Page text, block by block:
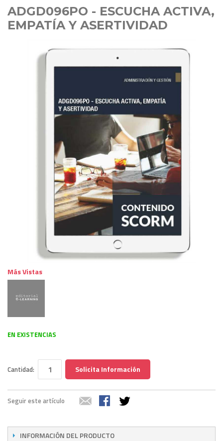
ADGD096PO - ESCUCHA ACTIVA,
EMPATÍA Y ASERTIVIDAD
Más Vistas
EN EXISTENCIAS
Cantidad: Solicita Información
Seguir este artículo
INFORMACIÓN DEL PRODUCTO